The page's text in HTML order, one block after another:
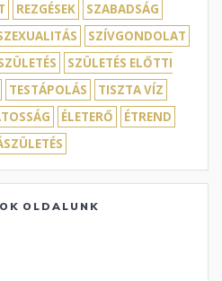
REZGÉSEK
SZABADSÁG
SZÍVGONDOLAT
SZÜLETÉS ELŐTTI
TESTÁPOLÁS
TISZTA VÍZ
ÉLETERŐ
ÉTREND
OLDALUNK